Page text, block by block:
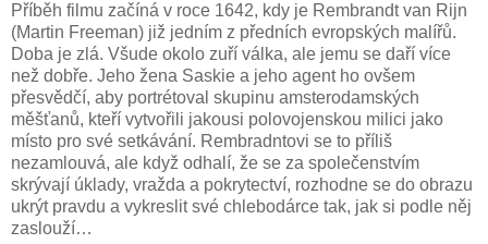
Příběh filmu začíná v roce 1642, kdy je Rembrandt van Rijn
(Martin Freeman) již jedním z předních evropských malířů.
Doba je zlá. Všude okolo zuří válka, ale jemu se daří více
než dobře. Jeho žena Saskie a jeho agent ho ovšem
přesvědčí, aby portrétoval skupinu amsterodamských
měšťanů, kteří vytvořili jakousi polovojenskou milici jako
místo pro své setkávání. Rembradntovi se to příliš
nezamlouvá, ale když odhalí, že se za společenstvím
skrývají úklady, vražda a pokrytectví, rozhodne se do obrazu
ukrýt pravdu a vykreslit své chlebodárce tak, jak si podle něj
zaslouží…